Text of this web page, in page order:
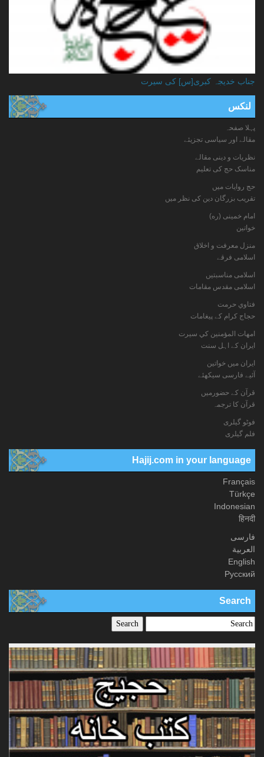
جناب خدیجہ کبری[س] کی سیرت
لنکس
پہلا صفحہ
مقالے اور سیاسی تجزیئے
نظریات و دینی مقالے
مناسک حج کی تعلیم
حج روایات میں
تقریب بزرگان دین کی نظر میں
امام خمینی (ره)
خواتين
منزل معرفت و اخلاق
اسلامی فرقے
اسلامی مناسبتیں
اسلامی مقدس مقامات
فتاوي حرمت
حجاج کرام کے پیغامات
امهات المؤمنين كي سيرت
ایران کے اہل سنت
ایران میں خواتین
آئیے فارسی سیکھئے
قرآن کے حضورمیں
قرآن کا ترجمہ
فوٹو گيلری
فلم گیلری
Hajij.com in your language
Français
Türkçe
Indonesian
हिनदी
فارسی
العربیة
English
Русский
Search